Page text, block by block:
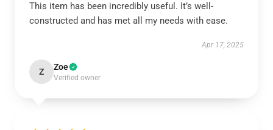
This item has been incredibly useful. It’s well-
constructed and has met all my needs with ease.
Apr 17, 2025
Z Zoe
Verified owner